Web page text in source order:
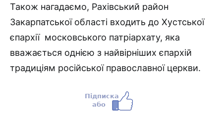
Також нагадаємо, Рахівський район
Закарпатської області входить до Хустської
єпархії московського патріархату, яка
вважається однією з найвірніших єпархій
традиціям російської православної церкви.